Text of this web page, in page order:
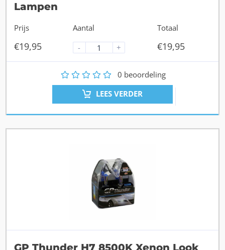
Lampen
Prijs
€19,95
Aantal
-
+
Totaal
€19,95
5
4
3
2 0 beoordeling
LEES VERDER
GP Thunder H7 8500K Xenon Look